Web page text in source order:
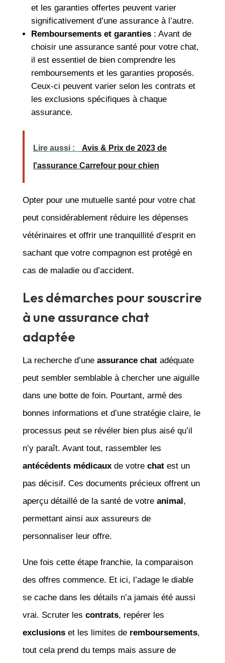
et les garanties offertes peuvent varier
significativement d’une assurance à l’autre.
Remboursements et garanties: Avant de
choisir une assurance santé pour votre chat,
il est essentiel de bien comprendre les
remboursements et les garanties proposés.
Ceux-ci peuvent varier selon les contrats et
les exclusions spécifiques à chaque
assurance.
Lire aussi : Avis & Prix de 2023 de
l'assurance Carrefour pour chien
Opter pour une mutuelle santé pour votre chat
peut considérablement réduire les dépenses
vétérinaires et offrir une tranquillité d’esprit en
sachant que votre compagnon est protégé en
cas de maladie ou d’accident.
Les démarches pour souscrire
à une assurance chat
adaptée
La recherche d’une assurance chatadéquate
peut sembler semblable à chercher une aiguille
dans une botte de foin. Pourtant, armé des
bonnes informations et d’une stratégie claire, le
processus peut se révéler bien plus aisé qu’il
n’y paraît. Avant tout, rassembler les
antécédents médicauxde votre chatest un
pas décisif. Ces documents précieux offrent un
aperçu détaillé de la santé de votre animal,
permettant ainsi aux assureurs de
personnaliser leur offre.
Une fois cette étape franchie, la comparaison
des offres commence. Et ici, l’adage le diable
se cache dans les détails n’a jamais été aussi
vrai. Scruter les contrats, repérer les
exclusionset les limites de remboursements,
tout cela prend du temps mais assure de